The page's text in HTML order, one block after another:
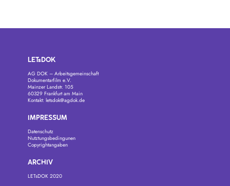
LETsDOK
AG DOK – Arbeitsgemeinschaft
Dokumentarfilm e.V.
Mainzer Landstr. 105
60329 Frankfurt am Main
Kontakt: letsdok@agdok.de
IMPRESSUM
Datenschutz
Nutztungsbedingunen
Copyrightangaben
ARCHIV
LETsDOK 2020